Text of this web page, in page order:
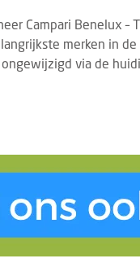
Campari Benelux –
merken in de
via de
tot en met 23
13e editie van
in Rotterdam Ahoy. Het
voor